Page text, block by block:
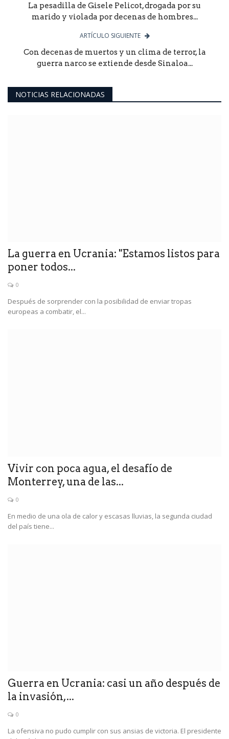
La pesadilla de Gisele Pelicot, drogada por su
marido y violada por decenas de hombres...
ARTÍCULO SIGUIENTE
Con decenas de muertos y un clima de terror, la
guerra narco se extiende desde Sinaloa...
NOTICIAS RELACIONADAS
La guerra en Ucrania: "Estamos listos para
poner todos...
0
Después de sorprender con la posibilidad de enviar tropas
europeas a combatir, el...
Vivir con poca agua, el desafío de
Monterrey, una de las...
0
En medio de una ola de calor y escasas lluvias, la segunda ciudad
del país tiene...
Guerra en Ucrania: casi un año después de
la invasión,...
0
La ofensiva no pudo cumplir con sus ansias de victoria. El presidente